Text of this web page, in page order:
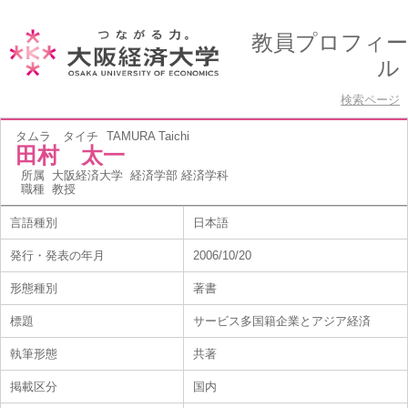
教員プロフィー
ル
検索ページ
タムラ タイチ TAMURA Taichi
田村 太一
所属 大阪経済大学 経済学部 経済学科
職種 教授
言語種別 日本語
発行・発表の年月 2006/10/20
形態種別 著書
標題 サービス多国籍企業とアジア経済
執筆形態 共著
掲載区分 国内